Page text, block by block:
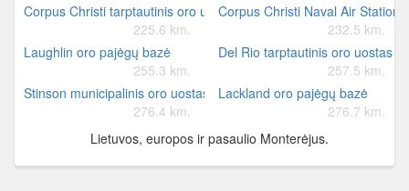
Corpus Christi tarptautinis oro uostas
225.6 km.
Corpus Christi Naval Air Station/
232.5 km.
Laughlin oro pajėgų bazė
255.3 km.
Del Rio tarptautinis oro uostas
257.5 km.
Stinson municipalinis oro uostas
276.4 km.
Lackland oro pajėgų bazė
276.7 km.
Lietuvos, europos ir pasaulio Monterėjus.